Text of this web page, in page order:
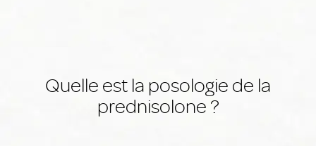
Quelle est la posologie de la
prednisolone ?